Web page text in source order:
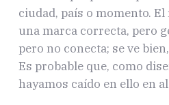
ciudad, país o momento.
una marca correcta, pero
pero no conecta; se ve
Es probable que, como
hayamos caído en ello en